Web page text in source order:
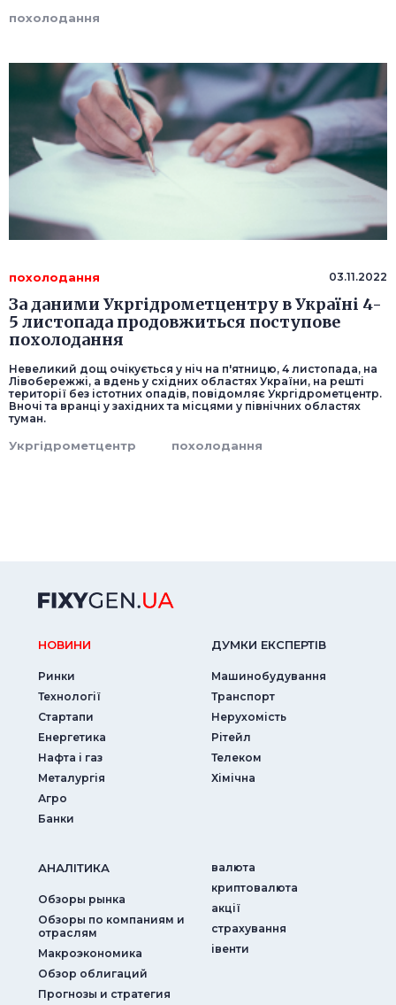
похолодання
похолодання 03.11.2022
За даними Укргідрометцентру в Україні 4-
5 листопада продовжиться поступове
похолодання
Невеликий дощ очікується у ніч на п'ятницю, 4 листопада, на
Лівобережжі, а вдень у східних областях України, на решті
території без істотних опадів, повідомляє Укргідрометцентр.
Вночі та вранці у західних та місцями у північних областях
туман.
Укргідрометцентр похолодання
НОВИНИ
Ринки
Технології
Стартапи
Енергетика
Нафта і газ
Металургія
Агро
Банки
ДУМКИ ЕКСПЕРТIВ
Машинобудування
Транспорт
Нерухомість
Рітейл
Телеком
Хімічна
АНАЛIТИКА
Обзоры рынка
Обзоры по компаниям и
отраслям
Макроэкономика
Обзор облигаций
Прогнозы и стратегия
валюта
криптовалюта
акції
страхування
iвенти